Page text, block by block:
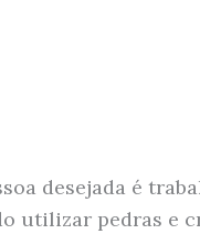
desejada é
utilizar pedras e